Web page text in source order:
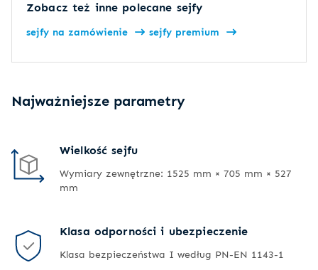
Zobacz też inne polecane sejfy
sejfy na zamówienie sejfy premium
Najważniejsze parametry
Wielkość sejfu
Wymiary zewnętrzne: 1525 mm × 705 mm × 527
mm
Klasa odporności i ubezpieczenie
Klasa bezpieczeństwa I według PN-EN 1143-1